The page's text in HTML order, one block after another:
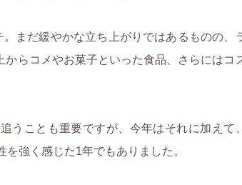
まだ緩やかな立ち上がりではあるものの、
からコメやお菓子といった食品、さらにはコ
ことも重要ですが、今年はそれに加えて、
強く感じた1年でもありました。